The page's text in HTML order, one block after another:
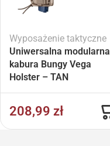
Wyposażenie taktyczne
Uniwersalna modularna
kabura Bungy Vega
Holster – TAN
208,99 zł